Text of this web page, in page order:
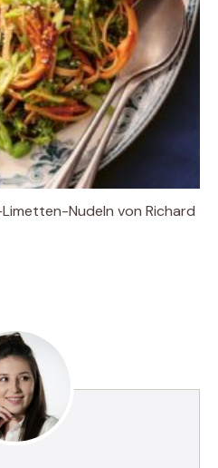
Nudeln von Richard